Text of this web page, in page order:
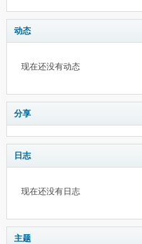
动态
现在还没有动态
分享
日志
现在还没有日志
主题